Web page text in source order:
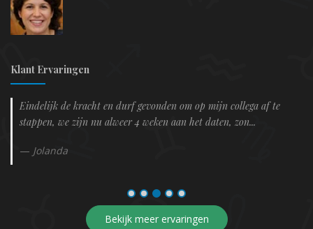
Klant Ervaringen
Eindelijk de kracht en durf gevonden om op mijn collega af te
stappen, we zijn nu alweer 4 weken aan het daten, zon...
Jolanda
Bekijk meer ervaringen